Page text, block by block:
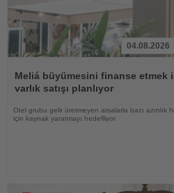
Oku
04.08.2026
Meliá büyümesini finanse etmek
varlık satışı planlıyor
Otel grubu gelir üretmeyen arsalarla bazı azınlık
için kaynak yaratmayı hedefliyor